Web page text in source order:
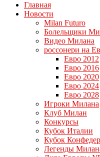
Главная
Новости
Milan Futuro
Болельщики
Видео Милана
россонери на
Евро 2012
Евро 2016
Евро 2020
Евро 2024
Евро 2028
Игроки Милана
Клуб Милан
Конкурсы
Кубок Италии
Кубок
Легенды